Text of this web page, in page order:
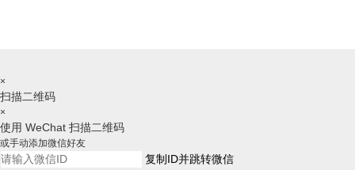
×
扫描二维码
×
使用 WeChat 扫描二维码
或手动添加微信好友
复制ID并跳转微信